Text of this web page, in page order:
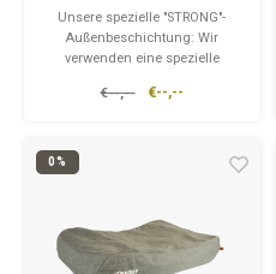
Unsere spezielle "STRONG"-
Außenbeschichtung: Wir
verwenden eine spezielle
meisten unserer Hundebetten.
Hundekissen mit "STRONG"-
ausgelegt, I
€--,-- €--,--
0%